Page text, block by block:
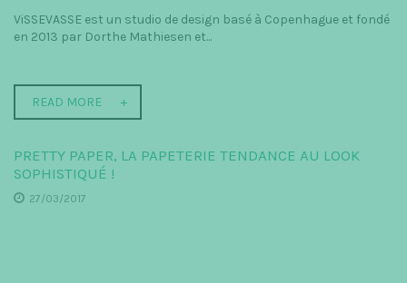
ViSSEVASSE est un studio de design basé à Copenhague et fondé
en 2013 par Dorthe Mathiesen et...
READ MORE
PRETTY PAPER, LA PAPETERIE TENDANCE AU LOOK
SOPHISTIQUÉ !
27/03/2017